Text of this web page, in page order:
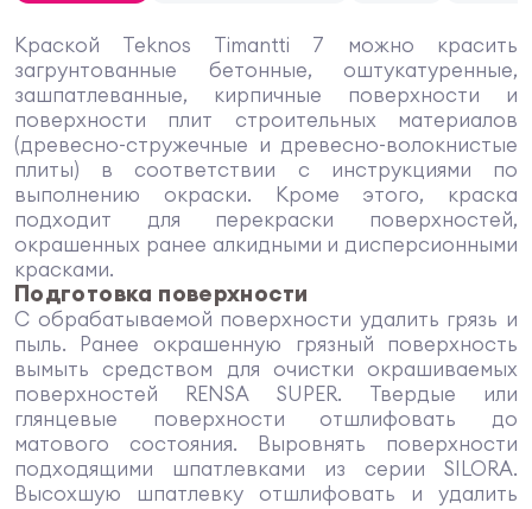
Краской Teknos Timantti 7 можно красить
загрунтованные бетонные, оштукатуренные,
зашпатлеванные, кирпичные поверхности и
поверхности плит строительных материалов
(древесно-стружечные и древесно-волокнистые
плиты) в соответствии с инструкциями по
выполнению окраски. Кроме этого, краска
подходит для перекраски поверхностей,
окрашенных ранее алкидными и дисперсионными
красками.
Подготовка поверхности
С обрабатываемой поверхности удалить грязь и
пыль. Ранее окрашенную грязный поверхность
вымыть средством для очистки окрашиваемых
поверхностей RENSA SUPER. Твердые или
глянцевые поверхности отшлифовать до
матового состояния. Выровнять поверхности
подходящими шпатлевками из серии SILORA.
Высохшую шпатлевку отшлифовать и удалить